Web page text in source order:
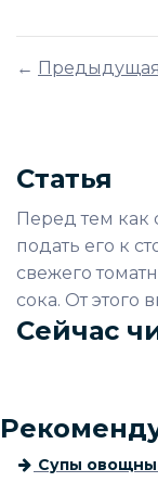
← Предыдущая
Статья
Перед тем как
подать его к
свежего
сока. От этого
Сейчас
Супы